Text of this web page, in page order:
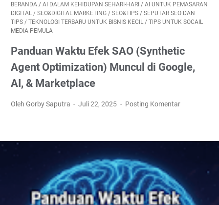
BERANDA / AI DALAM KEHIDUPAN SEHARI-HARI / AI UNTUK PEMASARAN
DIGITAL / SEO&DIGITAL MARKETING / SEO&TIPS / SEPUTAR SEO DAN
TIPS / TEKNOLOGI TERBARU UNTUK BISNIS KECIL / TIPS UNTUK SOCAIL
MEDIA PEMULA
Panduan Waktu Efek SAO (Synthetic
Agent Optimization) Muncul di Google,
AI, & Marketplace
Oleh Gorby Saputra Juli 22, 2025 Posting Komentar